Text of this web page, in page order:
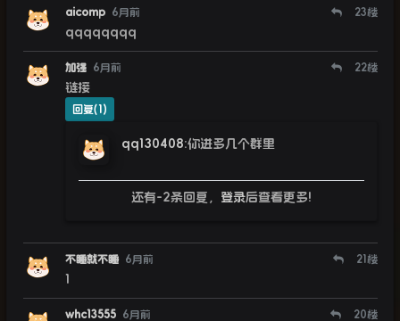
aicomp 6月前 23楼
qqqqqqqq
加强 6月前 22楼
链接
回复(1)
qq130408:你进多几个群里
还有-2条回复， 登录后查看更多!
不睡就不睡 6月前 21 楼
1
whc13555 6月前 20楼